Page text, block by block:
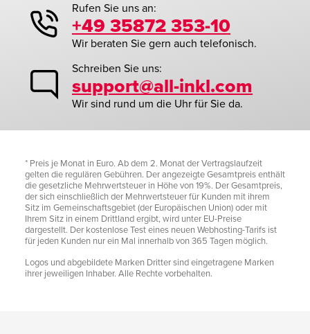
Rufen Sie uns an:
+49 35872 353-10
Wir beraten Sie gern auch telefonisch.
Schreiben Sie uns:
support@all-inkl.com
Wir sind rund um die Uhr für Sie da.
* Preis je Monat in Euro. Ab dem 2. Monat der Vertragslaufzeit
gelten die regulären Gebühren. Der angezeigte Gesamtpreis enthält
die gesetzliche Mehrwertsteuer in Höhe von 19%. Der Gesamtpreis,
der sich einschließlich der Mehrwertsteuer für Kunden mit ihrem
Sitz im Gemeinschaftsgebiet (der Europäischen Union) oder mit
Ihrem Sitz in einem Drittland ergibt, wird unter EU-Preise
dargestellt. Der kostenlose Test eines neuen Webhosting-Tarifs ist
für jeden Kunden nur ein Mal innerhalb von 365 Tagen möglich.
Logos und abgebildete Marken Dritter sind eingetragene Marken
ihrer jeweiligen Inhaber. Alle Rechte vorbehalten.